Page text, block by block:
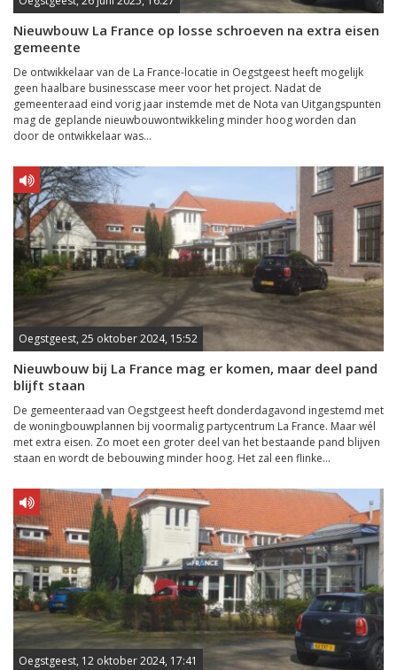
Nieuwbouw La France op losse schroeven na extra eisen
gemeente
De ontwikkelaar van de La France-locatie in Oegstgeest heeft mogelijk
geen haalbare businesscase meer voor het project. Nadat de
gemeenteraad eind vorig jaar instemde met de Nota van Uitgangspunten
mag de geplande nieuwbouwontwikkeling minder hoog worden dan
door de ontwikkelaar was...
Oegstgeest, 25 oktober 2024, 15:52
Nieuwbouw bij La France mag er komen, maar deel pand
blijft staan
De gemeenteraad van Oegstgeest heeft donderdagavond ingestemd met
de woningbouwplannen bij voormalig partycentrum La France. Maar wél
met extra eisen. Zo moet een groter deel van het bestaande pand blijven
staan en wordt de bebouwing minder hoog. Het zal een flinke...
Oegstgeest, 12 oktober 2024, 17:41